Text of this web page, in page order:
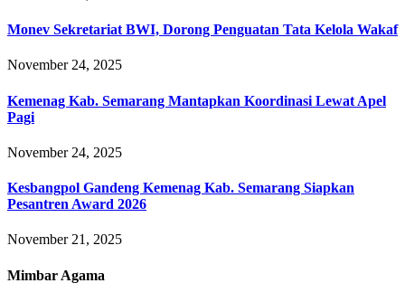
Monev Sekretariat BWI, Dorong Penguatan Tata Kelola Wakaf
November 24, 2025
Kemenag Kab. Semarang Mantapkan Koordinasi Lewat Apel
Pagi
November 24, 2025
Kesbangpol Gandeng Kemenag Kab. Semarang Siapkan
Pesantren Award 2026
November 21, 2025
Mimbar Agama